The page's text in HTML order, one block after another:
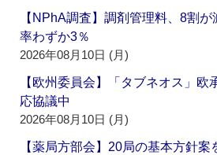
【NPhA調査】調剤管理料、8割
率わずか3％
2026年08月10日 (月)
【欧州委員会】「タブネオス」欧
応協議中
2026年08月10日 (月)
【薬局方部会】20局の基本方針案